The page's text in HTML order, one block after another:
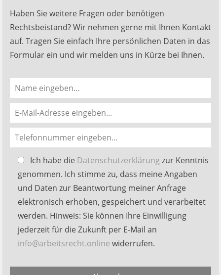
Haben Sie weitere Fragen oder benötigen
Rechtsbeistand? Wir nehmen gerne mit Ihnen Kontakt
auf. Tragen Sie einfach Ihre persönlichen Daten in das
Formular ein und wir melden uns in Kürze bei Ihnen.
Bitte
lasse
dieses
Feld
leer.
Ich habe die Datenschutzerklärungzur Kenntnis
genommen. Ich stimme zu, dass meine Angaben
und Daten zur Beantwortung meiner Anfrage
elektronisch erhoben, gespeichert und verarbeitet
werden. Hinweis: Sie können Ihre Einwilligung
jederzeit für die Zukunft per E-Mail an
info@arbeitsrecht.online widerrufen.